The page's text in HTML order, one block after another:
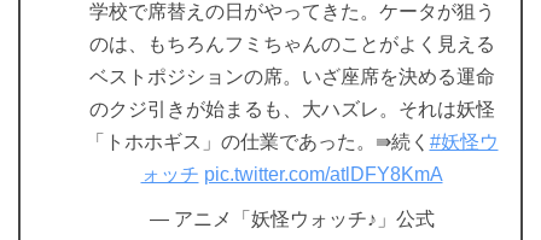
学校で席替えの日がやってきた。ケータが狙う
のは、もちろんフミちゃんのことがよく見える
ベストポジションの席。いざ座席を決める運命
のクジ引きが始まるも、大ハズレ。それは妖怪
「トホホギス」の仕業であった。⇛続く #妖怪ウ
ォッチ pic.twitter.com/atlDFY8KmA
— アニメ「妖怪ウォッチ♪」公式